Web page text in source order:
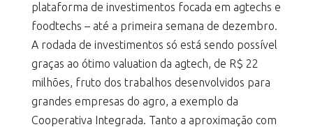
plataforma de investimentos focada em agtechs e
foodtechs – até a primeira semana de dezembro.
A rodada de investimentos só está sendo possível
graças ao ótimo valuation da agtech, de R$ 22
milhões, fruto dos trabalhos desenvolvidos para
grandes empresas do agro, a exemplo da
Cooperativa Integrada. Tanto a aproximação com